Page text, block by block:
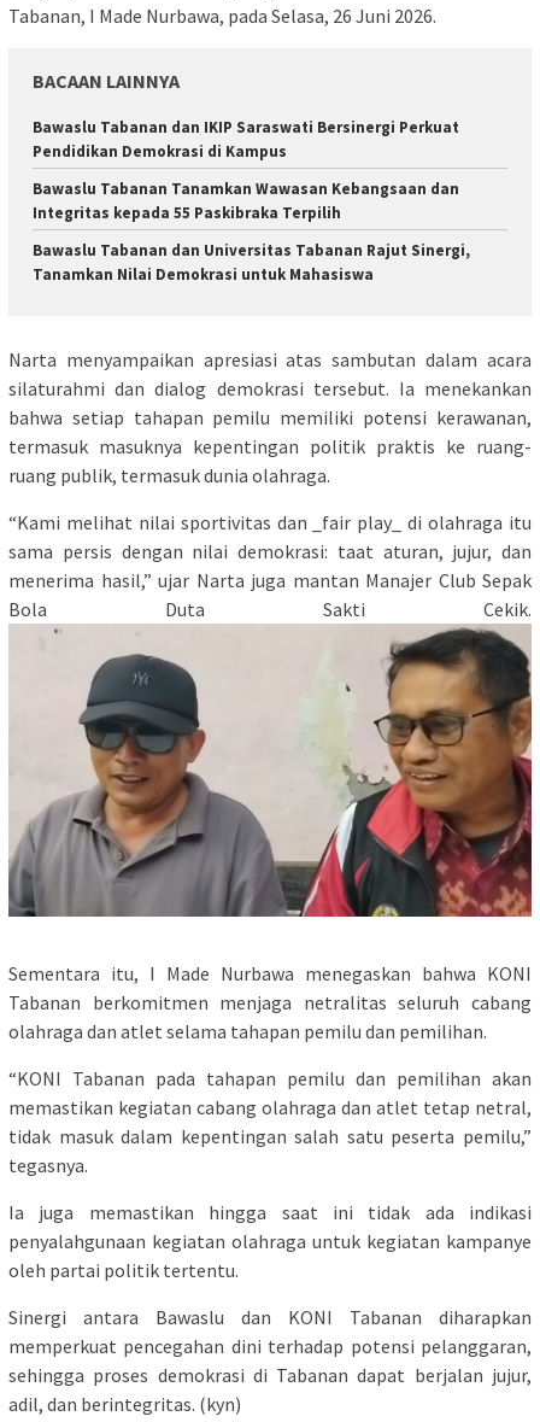
Tabanan, I Made Nurbawa, pada Selasa, 26 Juni 2026.
BACAAN LAINNYA
Bawaslu Tabanan dan IKIP Saraswati Bersinergi Perkuat
Pendidikan Demokrasi di Kampus
Bawaslu Tabanan Tanamkan Wawasan Kebangsaan dan
Integritas kepada 55 Paskibraka Terpilih
Bawaslu Tabanan dan Universitas Tabanan Rajut Sinergi,
Tanamkan Nilai Demokrasi untuk Mahasiswa
Narta menyampaikan apresiasi atas sambutan dalam acara
silaturahmi dan dialog demokrasi tersebut. Ia menekankan
bahwa setiap tahapan pemilu memiliki potensi kerawanan,
termasuk masuknya kepentingan politik praktis ke ruang-
ruang publik, termasuk dunia olahraga.
“Kami melihat nilai sportivitas dan _fair play_ di olahraga itu
sama persis dengan nilai demokrasi: taat aturan, jujur, dan
menerima hasil,” ujar Narta juga mantan Manajer Club Sepak
Bola Duta Sakti Cekik.
Sementara itu, I Made Nurbawa menegaskan bahwa KONI
Tabanan berkomitmen menjaga netralitas seluruh cabang
olahraga dan atlet selama tahapan pemilu dan pemilihan.
“KONI Tabanan pada tahapan pemilu dan pemilihan akan
memastikan kegiatan cabang olahraga dan atlet tetap netral,
tidak masuk dalam kepentingan salah satu peserta pemilu,”
tegasnya.
Ia juga memastikan hingga saat ini tidak ada indikasi
penyalahgunaan kegiatan olahraga untuk kegiatan kampanye
oleh partai politik tertentu.
Sinergi antara Bawaslu dan KONI Tabanan diharapkan
memperkuat pencegahan dini terhadap potensi pelanggaran,
sehingga proses demokrasi di Tabanan dapat berjalan jujur,
adil, dan berintegritas. (kyn)